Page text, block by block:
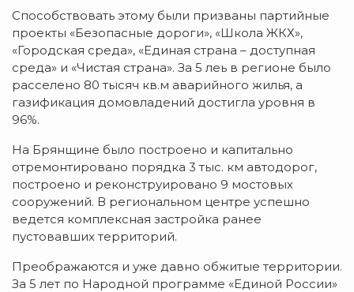
Способствовать этому были призваны партийные
проекты «Безопасные дороги», «Школа ЖКХ»,
«Городская среда», «Единая страна – доступная
среда» и «Чистая страна». За 5 леь в регионе было
расселено 80 тысяч кв.м аварийного жилья, а
газификация домовладений достигла уровня в
96%.
На Брянщине было построено и капитально
отремонтировано порядка 3 тыс. км автодорог,
построено и реконструировано 9 мостовых
сооружений. В региональном центре успешно
ведется комплексная застройка ранее
пустовавших территорий.
Преображаются и уже давно обжитые территории.
За 5 лет по Народной программе «Единой России»